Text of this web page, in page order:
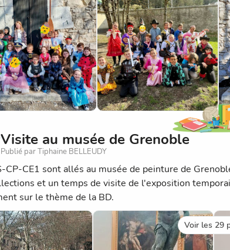
Visite au musée de Grenoble
Publié par Tiphaine BELLEUDY
CP-CE1 sont allés au musée de peinture de
et un temps de visite de l'exposition
sur le thème de la BD.
Voir les 29